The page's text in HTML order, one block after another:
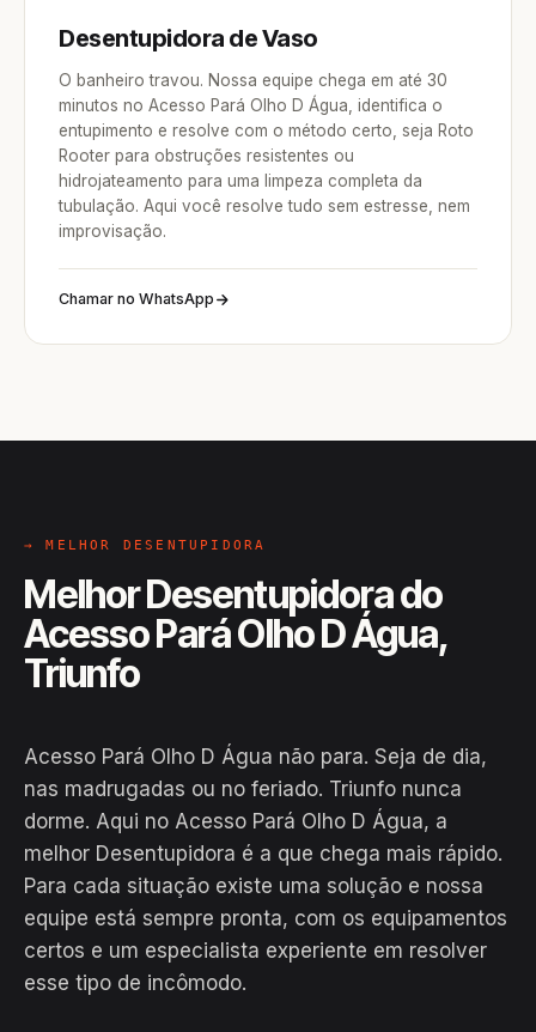
Desentupidora de Vaso
O banheiro travou. Nossa equipe chega em até 30
minutos no Acesso Pará Olho D Água, identifica o
entupimento e resolve com o método certo, seja Roto
Rooter para obstruções resistentes ou
hidrojateamento para uma limpeza completa da
tubulação. Aqui você resolve tudo sem estresse, nem
improvisação.
Chamar no WhatsApp
→ MELHOR DESENTUPIDORA
Melhor Desentupidora do
Acesso Pará Olho D Água,
Triunfo
Acesso Pará Olho D Água não para. Seja de dia,
nas madrugadas ou no feriado. Triunfo nunca
dorme. Aqui no Acesso Pará Olho D Água, a
melhor Desentupidora é a que chega mais rápido.
Para cada situação existe uma solução e nossa
equipe está sempre pronta, com os equipamentos
certos e um especialista experiente em resolver
esse tipo de incômodo.
EM CAMPO
Hiroshiro · Acesso Pará Olho D